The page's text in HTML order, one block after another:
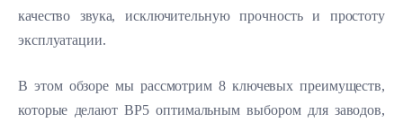
качество звука, исключительную прочность и простоту
эксплуатации.
В этом обзоре мы рассмотрим 8 ключевых преимуществ,
которые делают BP5 оптимальным выбором для заводов,